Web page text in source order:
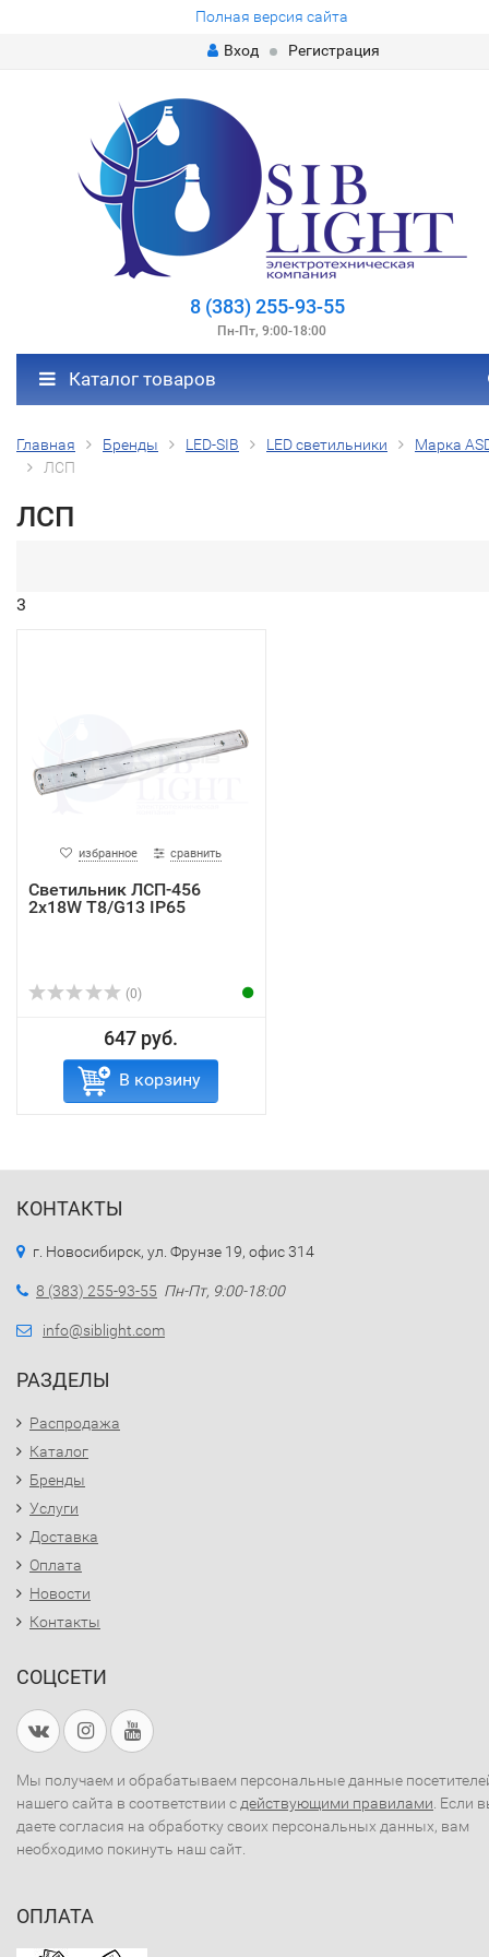
Полная версия сайта
Вход
Регистрация
8 (383) 255-93-55
Пн-Пт, 9:00-18:00
Каталог товаров
Главная Бренды LED-SIB LED светильники
Марка
ЛСП
ЛСП
3
избранное сравнить
Светильник ЛСП-456
2х18W Т8/G13 IP65
(0)
647 руб.
В корзину
КОНТАКТЫ
г. Новосибирск, ул. Фрунзе 19, офис 314
8 (383) 255-93-55 Пн-Пт, 9:00-18:00
info@siblight.com
РАЗДЕЛЫ
Распродажа
Каталог
Бренды
Услуги
Доставка
Оплата
Новости
Контакты
СОЦСЕТИ
Мы получаем и обрабатываем персональные данные
нашего сайта в соответствии с действующими правилами . Если
даете согласия на обработку своих персональных данных, вам
необходимо покинуть наш сайт.
ОПЛАТА